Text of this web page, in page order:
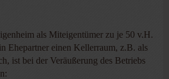
als Miteigentümer zu je 50 v.H.
Ehepartner einen Kellerraum, z.B. als
ist bei der Veräußerung des Betriebs